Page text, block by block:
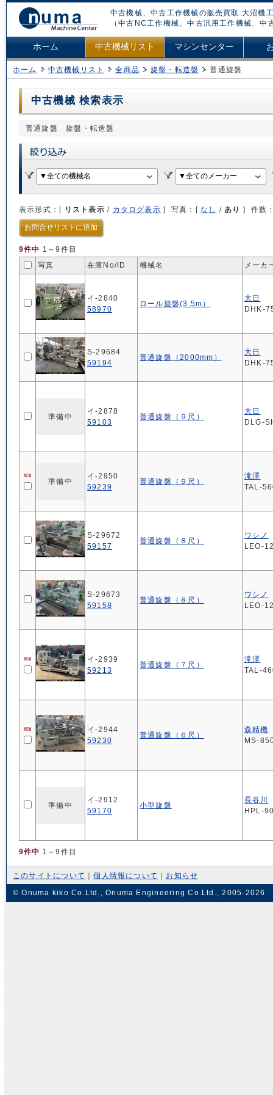
中古機械、中古工作機械の販売買取 大沼機
（中古NC工作機械、中古汎用工作機械、
ホーム 中古機械リスト マシンセンター
ホーム 中古機械リスト 全商品 旋盤・転造盤 普通旋盤
中古機械 検索表示
普通旋盤 旋盤・転造盤
表示形式：[ リスト表示 / カタログ表示 ] 写真：[ なし / あり ] 件数
お問合せリストに追加
9件中 1～9件目
写真
在庫No/ID 機械名 メーカ
9件中 1～9件目
イ-2840
58970
ロール旋盤(3.5m）
大日
DHK-
S-29684
59194
普通旋盤（2000mm）
大日
DHK-
準備中
イ-2878
59103
普通旋盤（９尺）
大日
DLG-
準備中
イ-2950
59239
普通旋盤（９尺）
滝澤
TAL-
S-29672
59157
普通旋盤（８尺）
ワシノ
LEO-
S-29673
59158
普通旋盤（８尺）
ワシノ
LEO-
イ-2939
59213
普通旋盤（７尺）
滝澤
TAL-
イ-2944
59230
普通旋盤（６尺）
森精機
MS-
準備中
イ-2912
59170
小型旋盤
長谷川
HPL-
このサイトについて ｜個人情報について
お知らせ
© Onuma kiko Co.Ltd., Onuma Engineering Co.Ltd., 2005-2026